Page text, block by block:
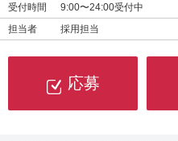
受付時間
9:00〜24:00受付中
担当者
採用担当
応募